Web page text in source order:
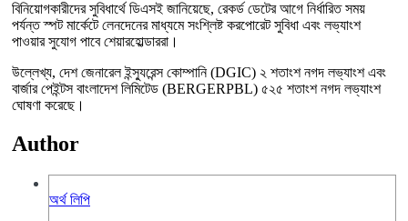
বিনিয়োগকারীদের সুবিধার্থে ডিএসই জানিয়েছে, রেকর্ড ডেটের আগে নির্ধারিত সময়
পর্যন্ত স্পট মার্কেটে লেনদেনের মাধ্যমে সংশ্লিষ্ট করপোরেট সুবিধা এবং লভ্যাংশ
পাওয়ার সুযোগ পাবে শেয়ারহোল্ডাররা।
উল্লেখ্য, দেশ জেনারেল ইন্স্যুরেন্স কোম্পানি (DGIC) ২ শতাংশ নগদ লভ্যাংশ এবং
বার্জার পেইন্টস বাংলাদেশ লিমিটেড (BERGERPBL) ৫২৫ শতাংশ নগদ লভ্যাংশ
ঘোষণা করেছে।
Author
অর্থ লিপি